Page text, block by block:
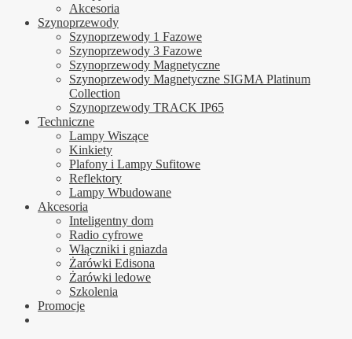
Akcesoria
Szynoprzewody
Szynoprzewody 1 Fazowe
Szynoprzewody 3 Fazowe
Szynoprzewody Magnetyczne
Szynoprzewody Magnetyczne SIGMA Platinum
Collection
Szynoprzewody TRACK IP65
Techniczne
Lampy Wiszące
Kinkiety
Plafony i Lampy Sufitowe
Reflektory
Lampy Wbudowane
Akcesoria
Inteligentny dom
Radio cyfrowe
Włączniki i gniazda
Żarówki Edisona
Żarówki ledowe
Szkolenia
Promocje